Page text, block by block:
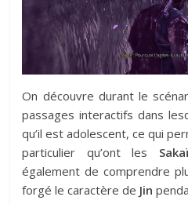
On découvre durant le
passages interactifs dans
qu’il est adolescent, ce qui
particulier qu’ont les
également de comprendre
forgé le caractère de Jin